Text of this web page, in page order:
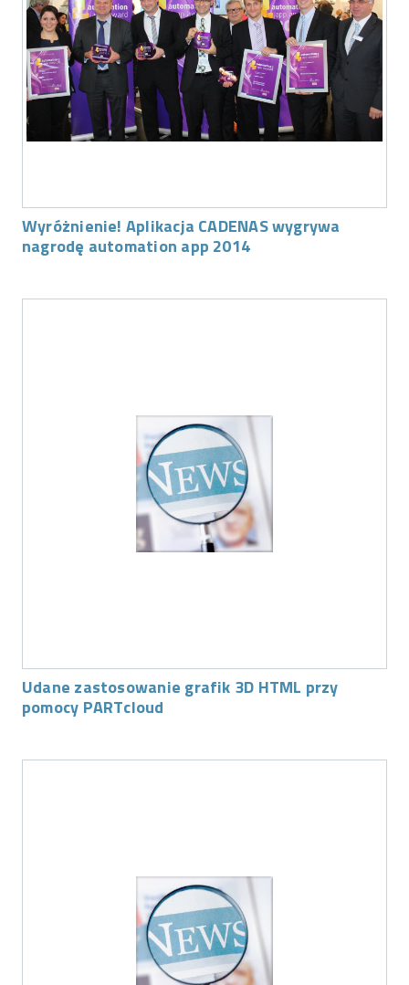
Wyróżnienie! Aplikacja CADENAS wygrywa
nagrodę automation app 2014
Udane zastosowanie grafik 3D HTML przy
pomocy PARTcloud